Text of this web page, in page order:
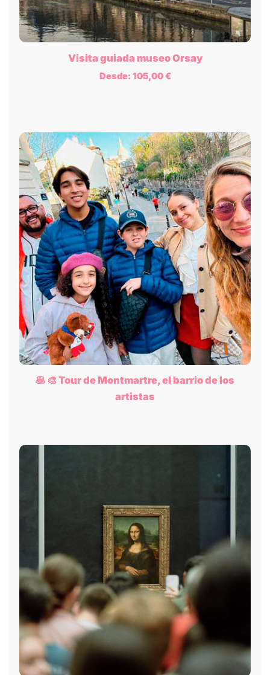
Visita guiada museo Orsay
Desde: 105,00€
🥞 🎨 Tour de Montmartre, el barrio de los
artistas